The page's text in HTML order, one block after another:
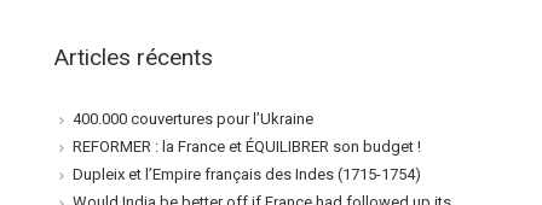
Articles récents
400.000 couvertures pour l’Ukraine
REFORMER : la France et ÉQUILIBRER son budget !
Dupleix et l’Empire français des Indes (1715-1754)